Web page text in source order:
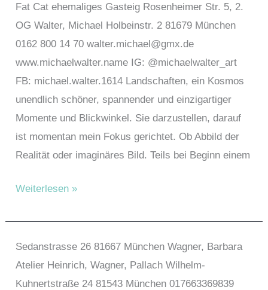
Fat Cat ehemaliges Gasteig Rosenheimer Str. 5, 2.
OG Walter, Michael Holbeinstr. 2 81679 München
0162 800 14 70 walter.michael@gmx.de
www.michaelwalter.name IG: @michaelwalter_art
FB: michael.walter.1614 Landschaften, ein Kosmos
unendlich schöner, spannender und einzigartiger
Momente und Blickwinkel. Sie darzustellen, darauf
ist momentan mein Fokus gerichtet. Ob Abbild der
Realität oder imaginäres Bild. Teils bei Beginn einem
Walter,
Weiterlesen »
Sedanstrasse 26 81667 München Wagner, Barbara
Atelier Heinrich, Wagner, Pallach Wilhelm-
Kuhnertstraße 24 81543 München 017663369839